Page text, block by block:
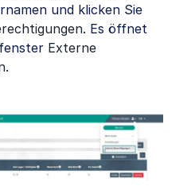
und klicken Sie
. Es öffnet
Externe
.